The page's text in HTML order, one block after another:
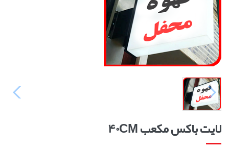
لایت باکس مکعب 40CM